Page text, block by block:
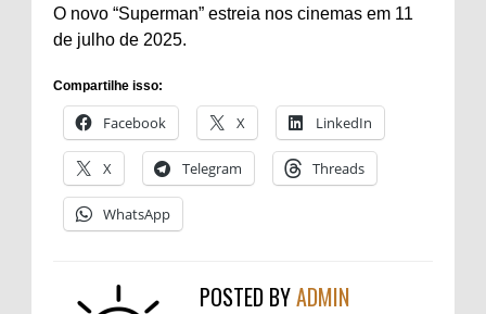
O novo “Superman” estreia nos cinemas em 11
de julho de 2025.
Compartilhe isso:
Facebook X LinkedIn
X Telegram Threads
WhatsApp
POSTED BYADMIN